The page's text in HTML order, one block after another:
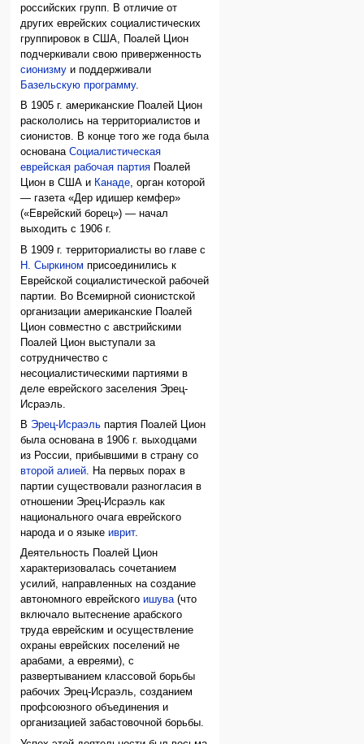
российских групп. В отличие от
других еврейских социалистических
группировок в США, Поалей Цион
подчеркивали свою приверженность
сионизму и поддерживали
Базельскую программу.
В 1905 г. американские Поалей Цион
раскололись на территориалистов и
сионистов. В конце того же года была
основанаСоциалистическая
еврейская рабочая партия Поалей
Цион в США и Канаде, орган которой
— газета «Дер идишер кемфер»
(«Еврейский борец») — начал
выходить с 1906 г.
В 1909 г. территориалисты во главе с
Н. Сыркином присоединились к
Еврейской социалистической рабочей
партии. Во Всемирной сионистской
организации американские Поалей
Цион совместно с австрийскими
Поалей Цион выступали за
сотрудничество с
несоциалистическими партиями в
деле еврейского заселения Эрец-
Исраэль.
В Эрец-Исраэль партия Поалей Цион
была основана в 1906 г. выходцами
из России, прибывшими в страну со
второй алией. На первых порах в
партии существовали разногласия в
отношении Эрец-Исраэль как
национального очага еврейского
народа и о языкеиврит.
Деятельность Поалей Цион
характеризовалась сочетанием
усилий, направленных на создание
автономного еврейскогоишува(что
включало вытеснение арабского
труда еврейским и осуществление
охраны еврейских поселений не
арабами, а евреями), с
развертыванием классовой борьбы
рабочих Эрец-Исраэль, созданием
профсоюзного объединения и
организацией забастовочной борьбы.